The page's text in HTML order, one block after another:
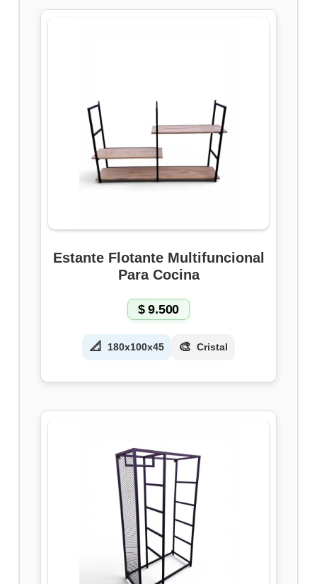
Estante Flotante Multifuncional
Para Cocina
$9.500
📐 180x100x45 🎨 Cristal